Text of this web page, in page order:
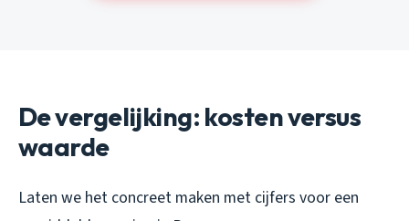
De vergelijking: kosten versus
waarde
Laten we het concreet maken met cijfers voor een